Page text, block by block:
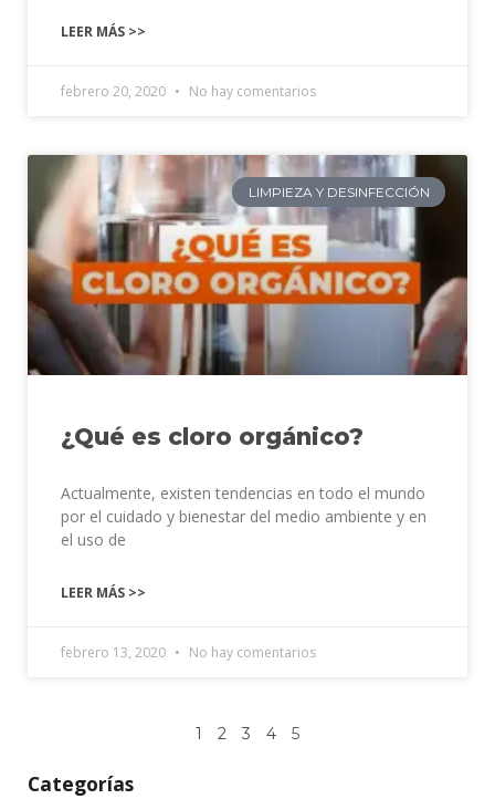
LEER MÁS >>
febrero 20, 2020 No hay comentarios
LIMPIEZA Y DESINFECCIÓN
¿Qué es cloro orgánico?
Actualmente, existen tendencias en todo el mundo
por el cuidado y bienestar del medio ambiente y en
el uso de
LEER MÁS >>
febrero 13, 2020 No hay comentarios
1 2 3 4 5
Categorías